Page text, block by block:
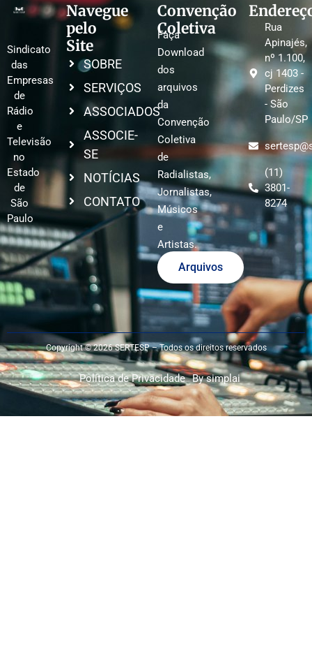
Sindicato
das
Empresas
de
Rádio
e
Televisão
no
Estado
de
São
Paulo
Navegue
pelo
Site
SOBRE
SERVIÇOS
ASSOCIADOS
ASSOCIE-
SE
NOTÍCIAS
CONTATO
Convenção
Coletiva
Faça
Download
dos
arquivos
da
Convenção
Coletiva
de
Radialistas,
Jornalistas,
Músicos
e
Artistas.
Arquivos
Rua
Apinajés,
nº 1.100,
cj 1403 -
Perdizes
- São
Paulo/SP
(11)
3801-
8274
Copyright © 2026 SERTESP – Todos os direitos reservados
Política de Privacidade By simplai